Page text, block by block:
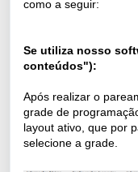
como a seguir:
Se utiliza nosso
conteúdos"):
Após realizar o
grade de
layout ativo, que por
selecione a grade.